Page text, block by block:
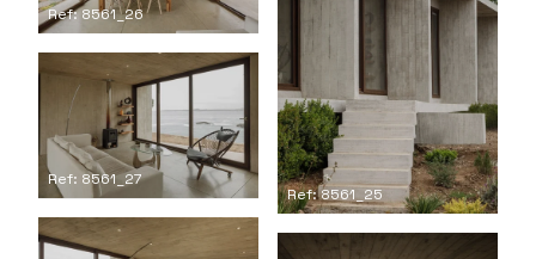
Ref: 8561_25
Ref: 8561_26
Ref: 8561_27